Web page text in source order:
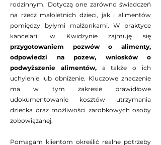
rodzinnym. Dotyczą one zarówno świadczeń
na rzecz małoletnich dzieci, jak i alimentów
pomiędzy byłymi małżonkami. W praktyce
kancelarii w Kwidzynie zajmuję się
przygotowaniem pozwów o alimenty,
odpowiedzi na pozew, wniosków o
podwyższenie alimentów, a także o ich
uchylenie lub obniżenie. Kluczowe znaczenie
ma w tym zakresie prawidłowe
udokumentowanie kosztów utrzymania
dziecka oraz możliwości zarobkowych osoby
zobowiązanej.
Pomagam klientom określić realne potrzeby